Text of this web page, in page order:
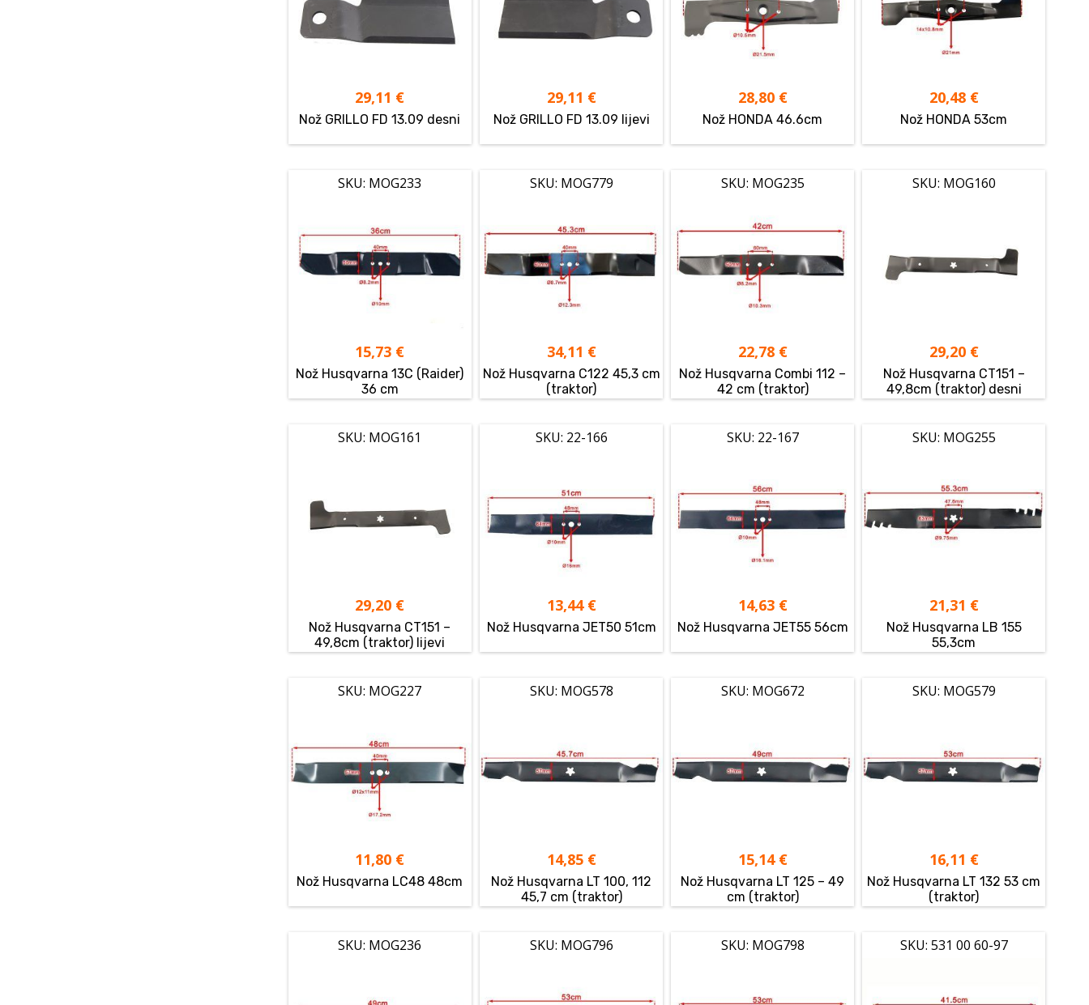
29,11 €
Nož GRILLO FD 13.09 desni
29,11 €
Nož GRILLO FD 13.09 lijevi
28,80 €
Nož HONDA 46.6cm
20,48 €
Nož HONDA 53cm
SKU: MOG233
15,73 €
Nož Husqvarna 13C (Raider)
36 cm
SKU: MOG779
34,11 €
Nož Husqvarna C122 45,3 cm
(traktor)
SKU: MOG235
22,78 €
Nož Husqvarna Combi 112 –
42 cm (traktor)
SKU: MOG160
29,20 €
Nož Husqvarna CT151 –
49,8cm (traktor) desni
SKU: MOG161
29,20 €
Nož Husqvarna CT151 –
49,8cm (traktor) lijevi
SKU: 22-166
13,44 €
Nož Husqvarna JET50 51cm
SKU: 22-167
14,63 €
Nož Husqvarna JET55 56cm
SKU: MOG255
21,31 €
Nož Husqvarna LB 155
55,3cm
SKU: MOG227
11,80 €
Nož Husqvarna LC48 48cm
SKU: MOG578
14,85 €
Nož Husqvarna LT 100, 112
45,7 cm (traktor)
SKU: MOG672
15,14 €
Nož Husqvarna LT 125 – 49
cm (traktor)
SKU: MOG579
16,11 €
Nož Husqvarna LT 132 53 cm
(traktor)
SKU: MOG236 SKU: MOG796 SKU: MOG798 SKU: 531 00 60-97